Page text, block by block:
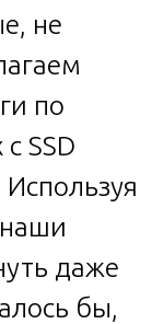
не
по
SSD
даже
бы,